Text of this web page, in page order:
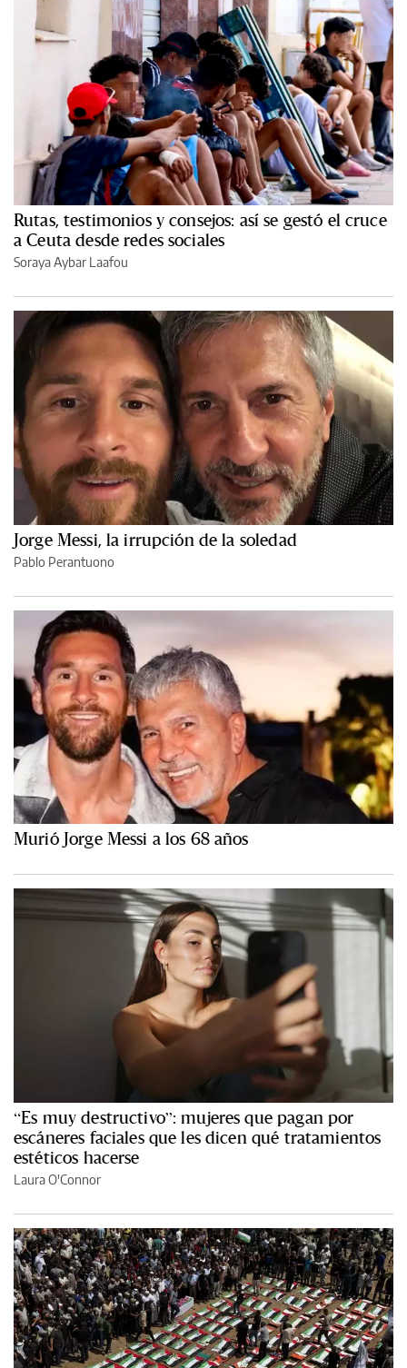
Rutas, testimonios y consejos: así se gestó el cruce
a Ceuta desde redes sociales
Soraya Aybar Laafou
Jorge Messi, la irrupción de la soledad
Pablo Perantuono
Murió Jorge Messi a los 68 años
“Es muy destructivo”: mujeres que pagan por
escáneres faciales que les dicen qué tratamientos
estéticos hacerse
Laura O'Connor